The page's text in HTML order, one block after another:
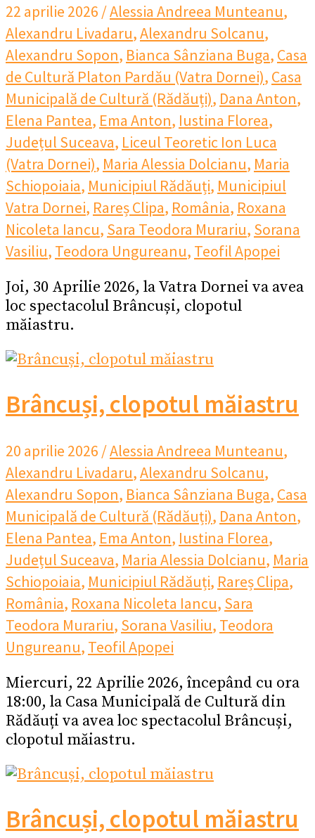
22 aprilie 2026 /Alessia Andreea Munteanu,
Alexandru Livadaru,Alexandru Solcanu,
Alexandru Sopon, Bianca Sânziana Buga, Casa
de Cultură Platon Pardău (Vatra Dornei), Casa
Municipală de Cultură (Rădăuți), Dana Anton,
Elena Pantea, Ema Anton, Iustina Florea,
Județul Suceava, Liceul Teoretic Ion Luca
(Vatra Dornei), Maria Alessia Dolcianu, Maria
Schiopoiaia, Municipiul Rădăuți, Municipiul
Vatra Dornei, Rareș Clipa, România, Roxana
Nicoleta Iancu, Sara Teodora Murariu, Sorana
Vasiliu, Teodora Ungureanu, Teofil Apopei
Joi, 30 Aprilie 2026, la Vatra Dornei va avea
loc spectacolul Brâncuși, clopotul
măiastru.
Brâncuși, clopotul măiastru
20 aprilie 2026 /Alessia Andreea Munteanu,
Alexandru Livadaru,Alexandru Solcanu,
Alexandru Sopon, Bianca Sânziana Buga, Casa
Municipală de Cultură (Rădăuți), Dana Anton,
Elena Pantea, Ema Anton, Iustina Florea,
Județul Suceava, Maria Alessia Dolcianu, Maria
Schiopoiaia, Municipiul Rădăuți, Rareș Clipa,
România, Roxana Nicoleta Iancu, Sara
Teodora Murariu, Sorana Vasiliu, Teodora
Ungureanu, Teofil Apopei
Miercuri, 22 Aprilie 2026, începând cu ora
18:00, la Casa Municipală de Cultură din
Rădăuți va avea loc spectacolul Brâncuși,
clopotul măiastru.
Brâncuși, clopotul măiastru